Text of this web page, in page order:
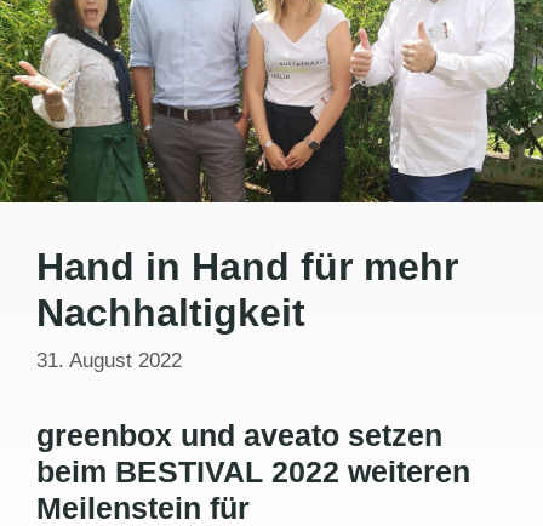
Hand in Hand für mehr
Nachhaltigkeit
31. August 2022
greenbox und aveato setzen
beim BESTIVAL 2022 weiteren
Meilenstein für